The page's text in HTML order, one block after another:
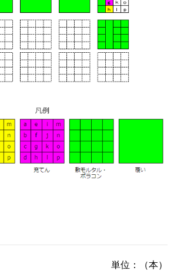
単位：（本）